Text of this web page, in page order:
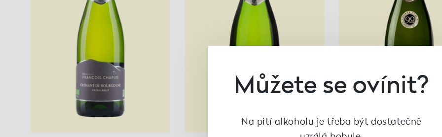
Můžete se ovínit?
Na pití alkoholu je třeba být dostatečně